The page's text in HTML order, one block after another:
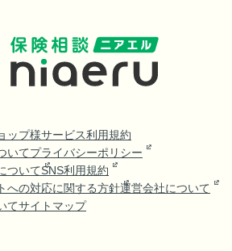
ップ様サービス利用規約
いてプライバシーポリシー
ついてSNS利用規約
への対応に関する方針運営会社について
てサイトマップ